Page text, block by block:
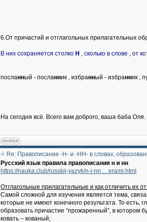
6.От причастий и отглагольных прилагательных
В них сохраняется столко Н , сколько в слове , от
посланный - посланник , избранный - избранник ,
На сегодня всё. Всего вам доброго, ваша баба Оля.
Re: Правописание -Н- и -НН- в словах,
Русский язык правила правописания н и нн
https://nauka.club/russkij-yazyk/n-i-nn ... erami.html
Отглагольные прилагательные и как отличить их
Самой сложной для изучения является тема,
которые не имеют конечного результата. То есть,
образовать причастие “прожаренный”, в котором
ковать – кованый;